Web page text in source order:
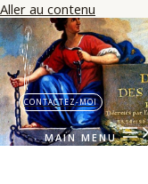
Aller au contenu
CONTACTEZ-MOI
MAIN MENU